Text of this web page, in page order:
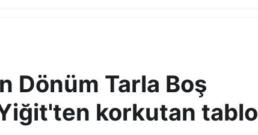
Dönüm Tarla Boş
Yiğit'ten korkutan tablo